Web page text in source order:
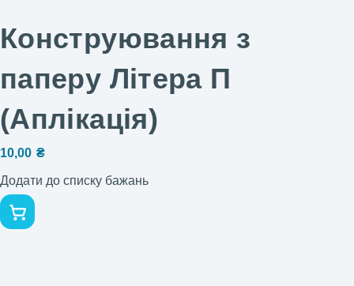
Конструювання з
паперу Літера П
(Аплікація)
10,00 ₴
Додати до списку бажань